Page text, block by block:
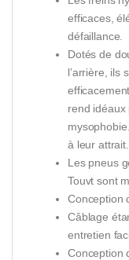
efficaces,
défaillance.
Dotés de
l’arrière, ils
rend idéaux
à leur attrait.
Les pneus
Touvt sont
Conception
Câblage
entretien
Conception